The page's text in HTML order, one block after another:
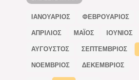
ΙΑΝΟΥΆΡΙΟΣ ΦΕΒΡΟΥΆΡΙΟΣ
ΑΠΡΊΛΙΟΣ ΜΆΙΟΣ ΙΟΎΝΙΟΣ
ΑΎΓΟΥΣΤΟΣ ΣΕΠΤΈΜΒΡΙΟΣ
ΝΟΈΜΒΡΙΟΣ ΔΕΚΈΜΒΡΙΟΣ